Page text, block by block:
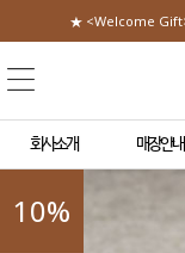
★ <Welcome Gift>
회사소개 매장안내
10%